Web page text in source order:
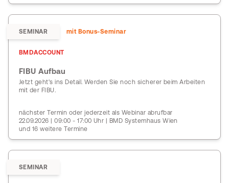
SEMINAR mit Bonus-Seminar
BMDACCOUNT
FIBU Aufbau
Jetzt geht's ins Detail. Werden Sie noch sicherer beim Arbeiten
mit der FIBU.
nächster Termin oder jederzeit als Webinar abrufbar
22.09.2026 | 09:00 - 17:00 Uhr | BMD Systemhaus Wien
und 16 weitere Termine
SEMINAR